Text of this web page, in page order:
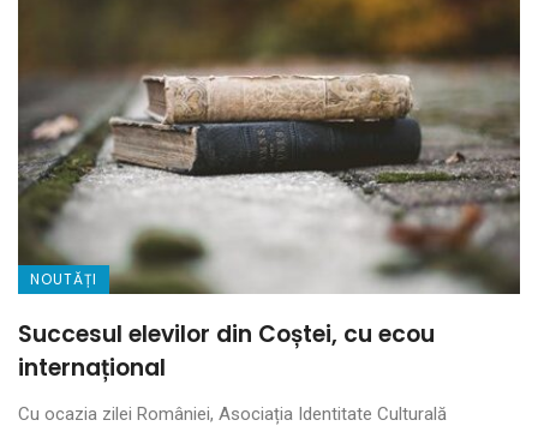
NOUTĂȚI
Succesul elevilor din Coștei, cu ecou
internațional
Cu ocazia zilei României, Asociația Identitate Culturală